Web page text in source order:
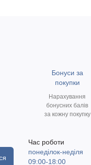
Бонуси за
покупки
Нарахування
бонусних балів
за кожну покупку
Час роботи
понеділок-неділя
09:00-18:00